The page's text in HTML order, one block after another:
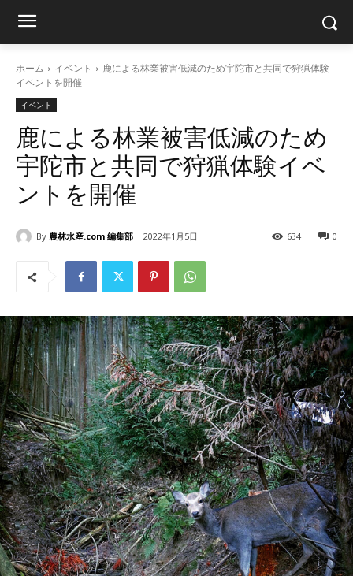
ホーム イベント
鹿による林業被害低減のため宇陀市と共同で狩猟体験
イベントを開催
イベント
鹿による林業被害低減のため
宇陀市と共同で狩猟体験イベ
ントを開催
By 農林水産.com 編集部 2022年1月5日 0
634